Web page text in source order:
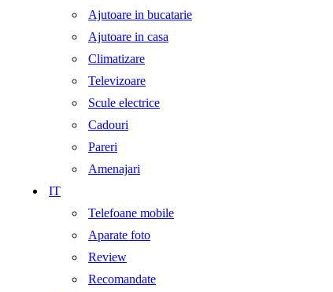
Ajutoare in bucatarie
Ajutoare in casa
Climatizare
Televizoare
Scule electrice
Cadouri
Pareri
Amenajari
IT
Telefoane mobile
Aparate foto
Review
Recomandate